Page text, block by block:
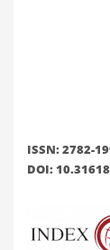
ISSN: 2782-
DOI: